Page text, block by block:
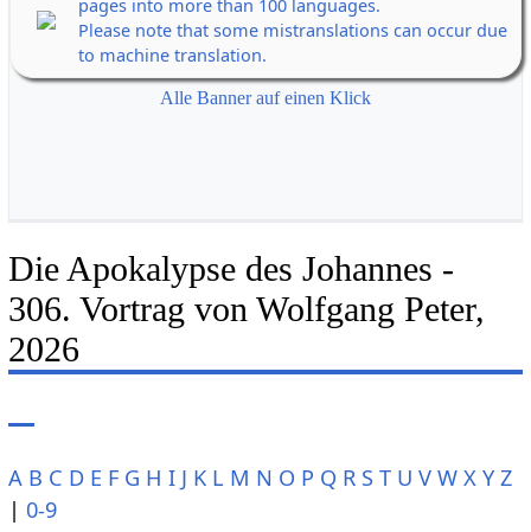
pages into more than 100 languages.
Please note that some mistranslations can occur due
to machine translation.
Alle Banner auf einen Klick
Die Apokalypse des Johannes -
306. Vortrag von Wolfgang Peter,
2026
A B C D E F G H I J K L M N O P Q R S T U V W X Y Z
| 0-9